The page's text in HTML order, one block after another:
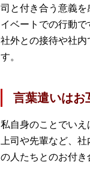
司と付き合う意義
イベートでの行動
社外との接待や社
す。
言葉遣いはお
私自身のことでいえ
上司や先輩など、
の人たちとのお付き